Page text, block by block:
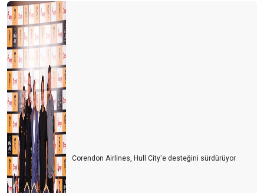
Corendon Airlines, Hull City'e desteğini sürdürüyor